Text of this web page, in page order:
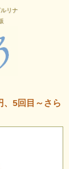
リナ
、5回目～さら